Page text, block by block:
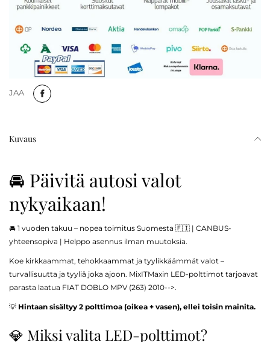
JAA
Kuvaus
🚘 Päivitä autosi valot
nykyaikaan!
🚘 1 vuoden takuu – nopea toimitus Suomesta 🇫🇮 | CANBUS-
yhteensopiva | Helppo asennus ilman muutoksia.
Koe kirkkaammat, tehokkaammat ja tyylikkäämmät valot –
turvallisuutta ja tyyliä joka ajoon. MixITMaxin LED-polttimot tarjoavat
parasta laatua FIAT DOBLO MPV (263) 2010-->.
💡 Hintaan sisältyy 2 polttimoa (oikea + vasen), ellei toisin mainita.
💎 Miksi valita LED-polttimot?